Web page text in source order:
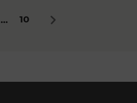
... 10 Nächstes